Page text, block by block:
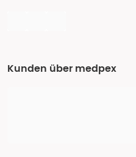
Kunden über medpex